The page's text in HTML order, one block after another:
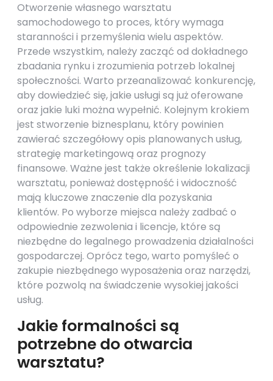
Otworzenie własnego warsztatu
samochodowego to proces, który wymaga
staranności i przemyślenia wielu aspektów.
Przede wszystkim, należy zacząć od dokładnego
zbadania rynku i zrozumienia potrzeb lokalnej
społeczności. Warto przeanalizować konkurencję,
aby dowiedzieć się, jakie usługi są już oferowane
oraz jakie luki można wypełnić. Kolejnym krokiem
jest stworzenie biznesplanu, który powinien
zawierać szczegółowy opis planowanych usług,
strategię marketingową oraz prognozy
finansowe. Ważne jest także określenie lokalizacji
warsztatu, ponieważ dostępność i widoczność
mają kluczowe znaczenie dla pozyskania
klientów. Po wyborze miejsca należy zadbać o
odpowiednie zezwolenia i licencje, które są
niezbędne do legalnego prowadzenia działalności
gospodarczej. Oprócz tego, warto pomyśleć o
zakupie niezbędnego wyposażenia oraz narzędzi,
które pozwolą na świadczenie wysokiej jakości
usług.
Jakie formalności są
potrzebne do otwarcia
warsztatu?